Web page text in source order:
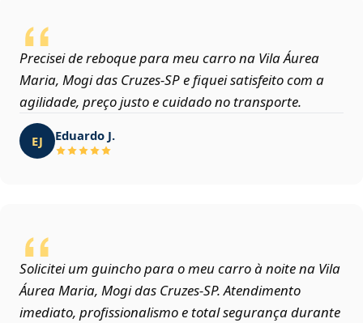
Precisei de reboque para meu carro na Vila Áurea
Maria, Mogi das Cruzes‑SP e fiquei satisfeito com a
agilidade, preço justo e cuidado no transporte.
EJ Eduardo J.
Solicitei um guincho para o meu carro à noite na Vila
Áurea Maria, Mogi das Cruzes‑SP. Atendimento
imediato, profissionalismo e total segurança durante